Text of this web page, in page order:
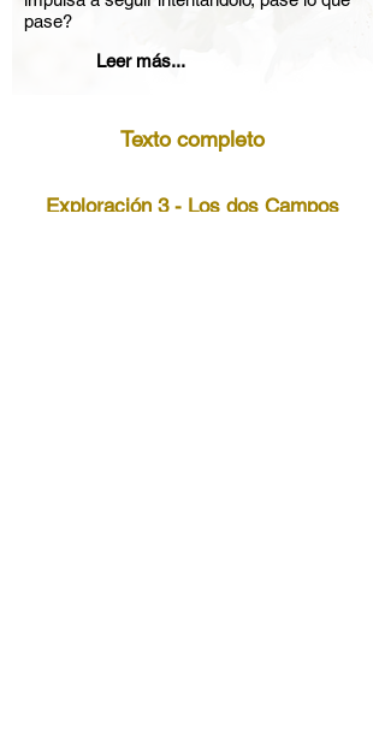
pase?
Leer más...
Texto completo
Exploración 3 - Los dos Campos